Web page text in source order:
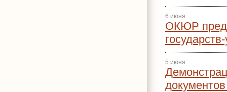
6 июня
ОКЮР
5 июня